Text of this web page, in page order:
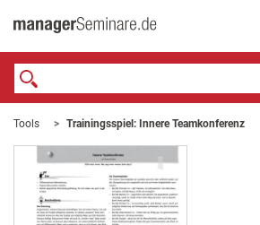
Tools Trainingsspiel: Innere Teamkonferenz